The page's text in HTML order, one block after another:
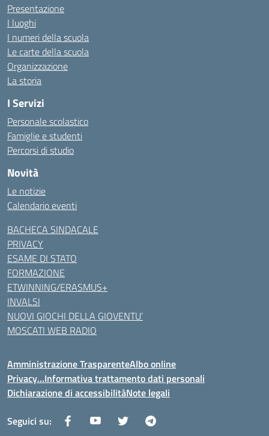
Presentazione
I luoghi
I numeri della scuola
Le carte della scuola
Organizzazione
La storia
I Servizi
Personale scolastico
Famiglie e studenti
Percorsi di studio
Novità
Le notizie
Calendario eventi
BACHECA SINDACALE
PRIVACY
ESAME DI STATO
FORMAZIONE
ETWINNING/ERASMUS+
INVALSI
NUOVI GIOCHI DELLA GIOVENTU’
MOSCATI WEB RADIO
Amministrazione TrasparenteAlbo online
Privacy…Informativa trattamento dati personali
Dichiarazione di accessibilitàNote legali
Seguici su: